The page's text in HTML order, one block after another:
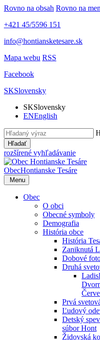
Rovno na obsah Rovno na
+421 45/5596 151
info@hontiansketesare.sk
Mapa webu RSS
Facebook
SKSlovensky
SKSlovensky
ENEnglish
Hľadať
rozšírené vyhľadávanie
ObecHontianske Tesáre
Menu
Obec
O obci
Obecné symboly
Demografia
História obce
História
Zaniknutá
Dobové
Druhá
Prvá
Ľudový
Detský
súbor Hont
Židovská